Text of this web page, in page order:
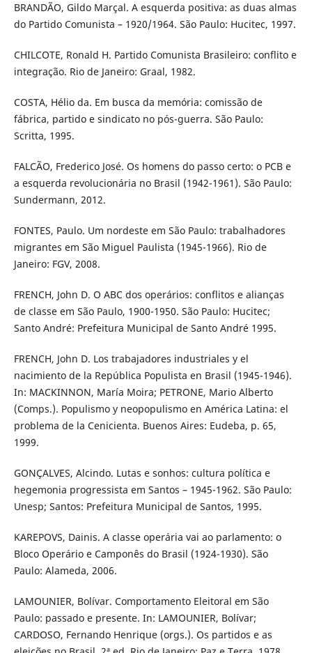
BRANDÃO, Gildo Marçal. A esquerda positiva: as duas almas
do Partido Comunista – 1920/1964. São Paulo: Hucitec, 1997.
CHILCOTE, Ronald H. Partido Comunista Brasileiro: conflito e
integração. Rio de Janeiro: Graal, 1982.
COSTA, Hélio da. Em busca da memória: comissão de
fábrica, partido e sindicato no pós-guerra. São Paulo:
Scritta, 1995.
FALCÃO, Frederico José. Os homens do passo certo: o PCB e
a esquerda revolucionária no Brasil (1942-1961). São Paulo:
Sundermann, 2012.
FONTES, Paulo. Um nordeste em São Paulo: trabalhadores
migrantes em São Miguel Paulista (1945-1966). Rio de
Janeiro: FGV, 2008.
FRENCH, John D. O ABC dos operários: conflitos e alianças
de classe em São Paulo, 1900-1950. São Paulo: Hucitec;
Santo André: Prefeitura Municipal de Santo André 1995.
FRENCH, John D. Los trabajadores industriales y el
nacimiento de la República Populista en Brasil (1945-1946).
In: MACKINNON, María Moira; PETRONE, Mario Alberto
(Comps.). Populismo y neopopulismo en América Latina: el
problema de la Cenicienta. Buenos Aires: Eudeba, p. 65,
1999.
GONÇALVES, Alcindo. Lutas e sonhos: cultura política e
hegemonia progressista em Santos – 1945-1962. São Paulo:
Unesp; Santos: Prefeitura Municipal de Santos, 1995.
KAREPOVS, Dainis. A classe operária vai ao parlamento: o
Bloco Operário e Camponês do Brasil (1924-1930). São
Paulo: Alameda, 2006.
LAMOUNIER, Bolívar. Comportamento Eleitoral em São
Paulo: passado e presente. In: LAMOUNIER, Bolívar;
CARDOSO, Fernando Henrique (orgs.). Os partidos e as